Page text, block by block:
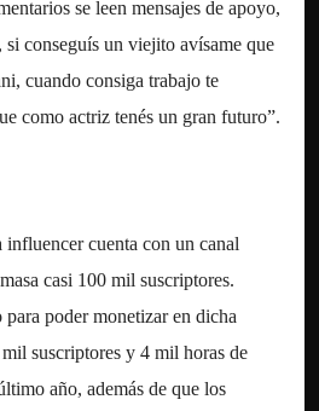
se leen mensajes de apoyo,
si conseguís un viejito avísame que
cuando consiga trabajo te
como actriz tenés un gran futuro”.
influencer cuenta con un canal
casi 100 mil suscriptores.
poder monetizar en dicha
suscriptores y 4 mil horas de
año, además de que los